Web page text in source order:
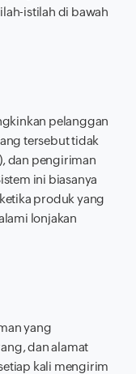
istilah di bawah
pelanggan
tersebut tidak
dan pengiriman
ini biasanya
produk yang
lonjakan
yang
dan alamat
kali mengirim